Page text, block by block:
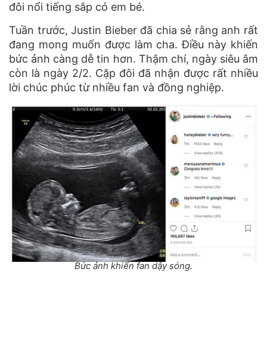
đôi nổi tiếng sắp có em bé.
Tuần trước, Justin Bieber đã chia sẻ rằng anh rất
đang mong muốn được làm cha. Điều này khiến
bức ảnh càng dễ tin hơn. Thậm chí, ngày siêu âm
còn là ngày 2/2. Cặp đôi đã nhận được rất nhiều
lời chúc phúc từ nhiều fan và đồng nghiệp.
Bức ảnh khiến fan dậy sóng.